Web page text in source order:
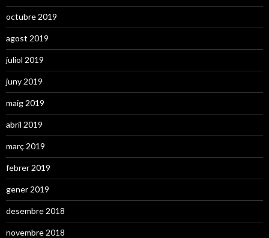
octubre 2019
agost 2019
juliol 2019
juny 2019
maig 2019
abril 2019
març 2019
febrer 2019
gener 2019
desembre 2018
novembre 2018